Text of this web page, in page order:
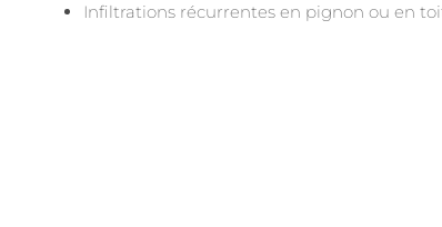
Infiltrations récurrentes en pignon ou en